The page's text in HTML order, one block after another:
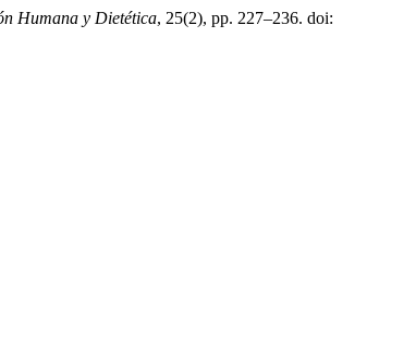
Humana y Dietética, 25(2), pp. 227–236. doi: